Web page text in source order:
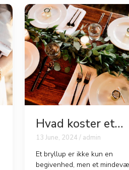
Hvad koster et
bryllup pr kuvert?
13 June, 2024 / admin
Et bryllup er ikke kun en
begivenhed, men et